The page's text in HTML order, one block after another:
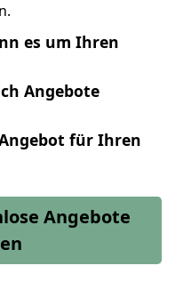
es um Ihren
Angebote
für Ihren
Angebote